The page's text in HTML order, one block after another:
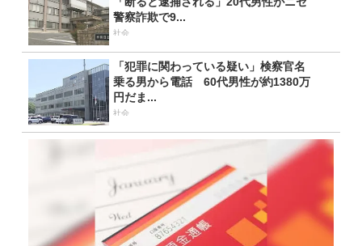
警察詐欺で9...
社会
「犯罪に関わっている疑い」検察官名
乗る男から電話 60代男性が約1380万
円だま...
社会